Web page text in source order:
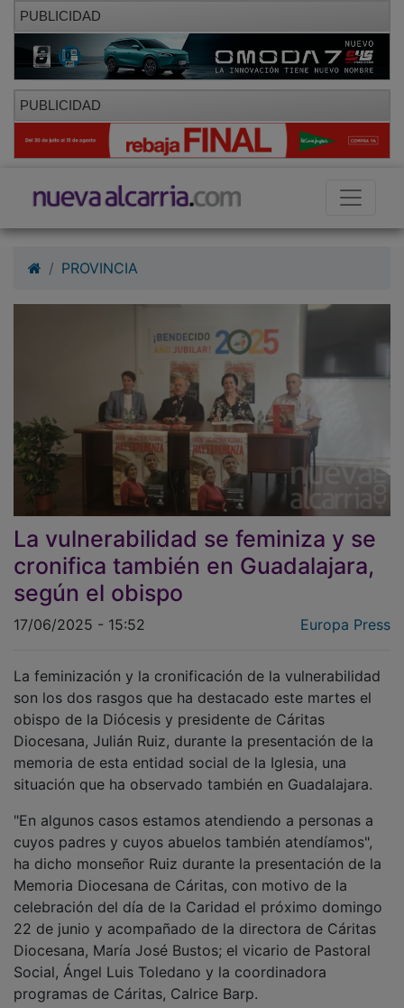
PUBLICIDAD
PUBLICIDAD
PROVINCIA
La vulnerabilidad se feminiza y se
cronifica también en Guadalajara,
según el obispo
17/06/2025 - 15:52 Europa Press
La feminización y la cronificación de la vulnerabilidad
son los dos rasgos que ha destacado este martes el
obispo de la Diócesis y presidente de Cáritas
Diocesana, Julián Ruiz, durante la presentación de la
memoria de esta entidad social de la Iglesia, una
situación que ha observado también en Guadalajara.
"En algunos casos estamos atendiendo a personas a
cuyos padres y cuyos abuelos también atendíamos",
ha dicho monseñor Ruiz durante la presentación de la
Memoria Diocesana de Cáritas, con motivo de la
celebración del día de la Caridad el próximo domingo
22 de junio y acompañado de la directora de Cáritas
Diocesana, María José Bustos; el vicario de Pastoral
Social, Ángel Luis Toledano y la coordinadora
programas de Cáritas, Calrice Barp.